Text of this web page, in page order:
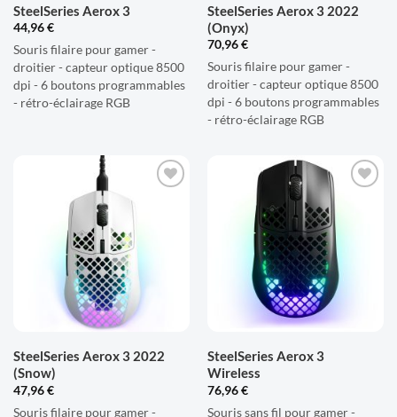
SteelSeries Aerox 3
44,96€
Souris filaire pour gamer -
droitier - capteur optique 8500
dpi - 6 boutons programmables
- rétro-éclairage RGB
SteelSeries Aerox 3 2022
(Onyx)
70,96€
Souris filaire pour gamer -
droitier - capteur optique 8500
dpi - 6 boutons programmables
- rétro-éclairage RGB
AJOUTER
D'ENVIES
SteelSeries Aerox 3 2022
(Snow)
47,96€
Souris filaire pour gamer -
AJOUTER
À LA
LISTE
D'ENVIES
SteelSeries Aerox 3
Wireless
76,96€
Souris sans fil pour gamer -